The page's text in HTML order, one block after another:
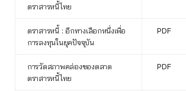
ตราสารหนี้ไทย
ตราสารหนี้ : อีกทางเลือกหนึ่งเพื่อ
การลงทุนในยุคปัจจุบัน
PDF
การวัดสภาพคล่องของตลาด
ตราสารหนี้ไทย
PDF